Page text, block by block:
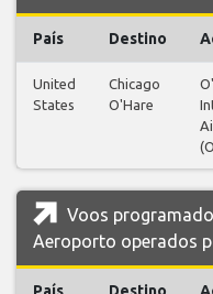
País Destino
United
States
Chicago
O'Hare
Voos
Aeroporto operados
País Destino